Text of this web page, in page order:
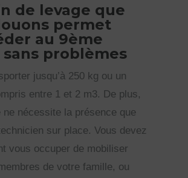
de levage que
permet
au 9ème
problèmes
jusqu’à 250 kg ou un
entre 1 et 2 m3. De plus,
ne nécessite la présence que
sur place. Vous devez
vous occuper de mobiliser
de votre famille, ou